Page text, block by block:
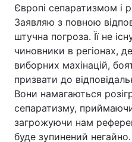
Європі сепаратизмом і
Заявляю з повною
штучна погроза. Її не
чиновники в регіонах,
виборних махінацій,
призвати до
Вони намагаються
сепаратизму,
загрожуючи нам
буде зупинений